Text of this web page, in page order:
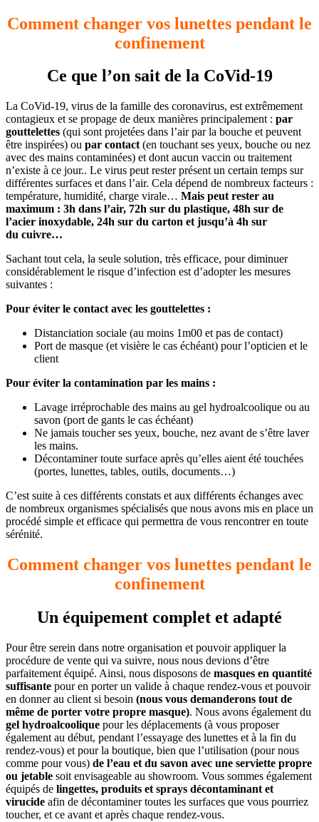
Comment changer vos lunettes pendant le
confinement
Ce que l’on sait de la CoVid-19
La CoVid-19, virus de la famille des coronavirus, est extrêmement
contagieux et se propage de deux manières principalement : par
gouttelettes (qui sont projetées dans l’air par la bouche et peuvent
être inspirées) ou par contact (en touchant ses yeux, bouche ou nez
avec des mains contaminées) et dont aucun vaccin ou traitement
n’existe à ce jour.. Le virus peut rester présent un certain temps sur
différentes surfaces et dans l’air. Cela dépend de nombreux facteurs :
température, humidité, charge virale… Mais peut rester au
maximum : 3h dans l’air, 72h sur du plastique, 48h sur de
l’acier inoxydable, 24h sur du carton et jusqu’à 4h sur
du cuivre…
Sachant tout cela, la seule solution, très efficace, pour diminuer
considérablement le risque d’infection est d’adopter les mesures
suivantes :
Pour éviter le contact avec les gouttelettes :
Distanciation sociale (au moins 1m00 et pas de contact)
Port de masque (et visière le cas échéant) pour l’opticien et le
client
Pour éviter la contamination par les mains :
Lavage irréprochable des mains au gel hydroalcoolique ou au
savon (port de gants le cas échéant)
Ne jamais toucher ses yeux, bouche, nez avant de s’être laver
les mains.
Décontaminer toute surface après qu’elles aient été touchées
(portes, lunettes, tables, outils, documents…)
C’est suite à ces différents constats et aux différents échanges avec
de nombreux organismes spécialisés que nous avons mis en place un
procédé simple et efficace qui permettra de vous rencontrer en toute
sérénité.
Comment changer vos lunettes pendant le
confinement
Un équipement complet et adapté
Pour être serein dans notre organisation et pouvoir appliquer la
procédure de vente qui va suivre, nous nous devions d’être
parfaitement équipé. Ainsi, nous disposons de masques en quantité
suffisante pour en porter un valide à chaque rendez-vous et pouvoir
en donner au client si besoin (nous vous demanderons tout de
même de porter votre propre masque). Nous avons également du
gel hydroalcoolique pour les déplacements (à vous proposer
également au début, pendant l’essayage des lunettes et à la fin du
rendez-vous) et pour la boutique, bien que l’utilisation (pour nous
comme pour vous) de l’eau et du savon avec une serviette propre
ou jetable soit envisageable au showroom. Vous sommes également
équipés de lingettes, produits et sprays décontaminant et
virucide afin de décontaminer toutes les surfaces que vous pourriez
toucher, et ce avant et après chaque rendez-vous.